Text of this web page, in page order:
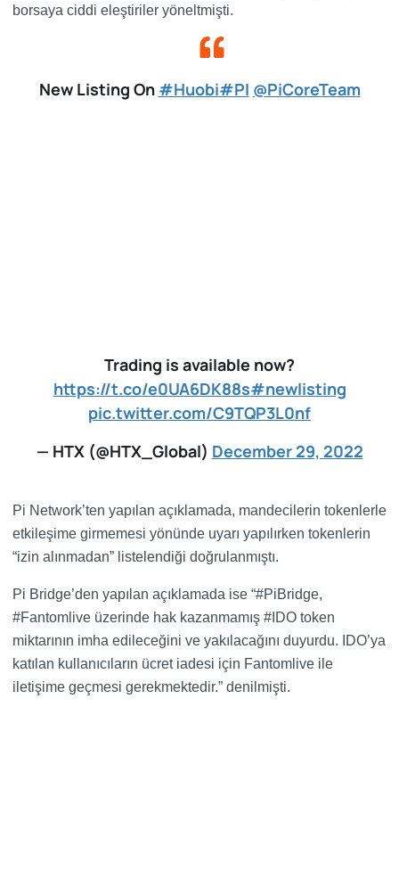
borsaya ciddi eleştiriler yöneltmişti.
New Listing On #Huobi#PI @PiCoreTeam
Trading is available now?
https://t.co/e0UA6DK88s#newlisting
pic.twitter.com/C9TQP3L0nf
— HTX (@HTX_Global) December 29, 2022
Pi Network’ten yapılan açıklamada, mandecilerin tokenlerle
etkileşime girmemesi yönünde uyarı yapılırken tokenlerin
“izin alınmadan” listelendiği doğrulanmıştı.
Pi Bridge’den yapılan açıklamada ise “#PiBridge,
#Fantomlive üzerinde hak kazanmamış #IDO token
miktarının imha edileceğini ve yakılacağını duyurdu. IDO’ya
katılan kullanıcıların ücret iadesi için Fantomlive ile
iletişime geçmesi gerekmektedir.” denilmişti.